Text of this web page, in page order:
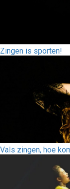
Zingen is sporten!
Vals zingen, hoe